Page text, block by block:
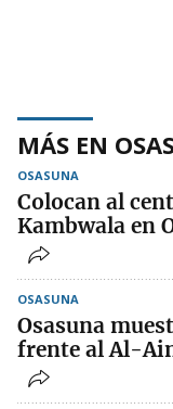
MÁS EN
OSASUNA
Colocan al
Kambwala en
OSASUNA
Osasuna
frente al Al-